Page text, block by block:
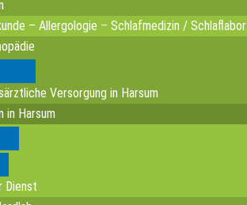
– Allergologie – Schlafmedizin / Schlaflabor
Versorgung in Harsum
in Harsum
Dienst